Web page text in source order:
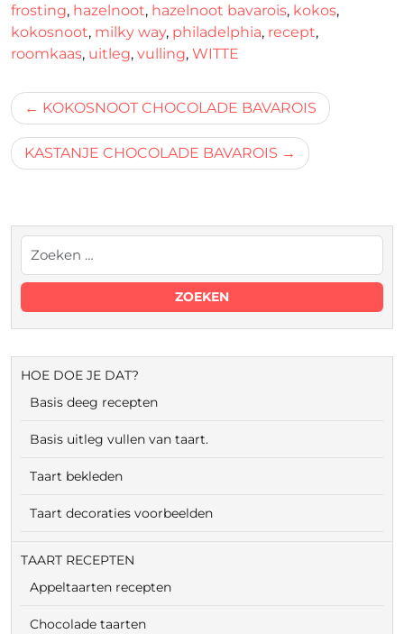
frosting, hazelnoot, hazelnoot bavarois, kokos,
kokosnoot, milky way, philadelphia, recept,
roomkaas, uitleg, vulling, WITTE
Bericht
navigatie
KOKOSNOOT CHOCOLADE BAVAROIS
KASTANJE CHOCOLADE BAVAROIS
HOE DOE JE DAT?
Basis deeg recepten
Basis uitleg vullen van taart.
Taart bekleden
Taart decoraties voorbeelden
TAART RECEPTEN
Appeltaarten recepten
Chocolade taarten